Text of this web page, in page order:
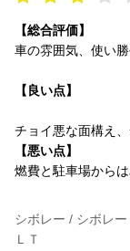
【総合評価】
車の雰囲気、使い
【良い点】
チョイ悪な面構え
【悪い点】
燃費と駐車場から
シボレー / シボレ
ＬＴ